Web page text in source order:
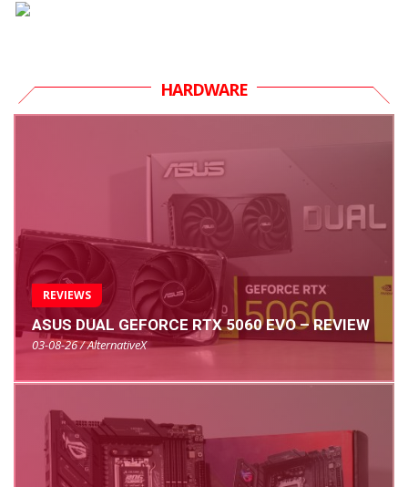
HARDWARE
REVIEWS
ASUS DUAL GEFORCE RTX 5060 EVO – REVIEW
03-08-26 / AlternativeX